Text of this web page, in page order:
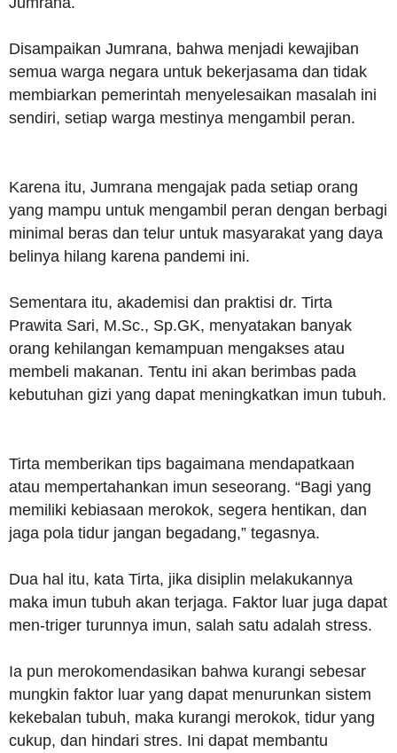
Disampaikan Jumrana, bahwa menjadi kewajiban
semua warga negara untuk bekerjasama dan tidak
membiarkan pemerintah menyelesaikan masalah ini
sendiri, setiap warga mestinya mengambil peran.
Karena itu, Jumrana mengajak pada setiap orang
yang mampu untuk mengambil peran dengan berbagi
minimal beras dan telur untuk masyarakat yang daya
belinya hilang karena pandemi ini.
Sementara itu, akademisi dan praktisi dr. Tirta
Prawita Sari, M.Sc., Sp.GK, menyatakan banyak
orang kehilangan kemampuan mengakses atau
membeli makanan. Tentu ini akan berimbas pada
kebutuhan gizi yang dapat meningkatkan imun tubuh.
Tirta memberikan tips bagaimana mendapatkaan
atau mempertahankan imun seseorang. “Bagi yang
memiliki kebiasaan merokok, segera hentikan, dan
jaga pola tidur jangan begadang,” tegasnya.
Dua hal itu, kata Tirta, jika disiplin melakukannya
maka imun tubuh akan terjaga. Faktor luar juga dapat
men-triger turunnya imun, salah satu adalah stress.
Ia pun merokomendasikan bahwa kurangi sebesar
mungkin faktor luar yang dapat menurunkan sistem
kekebalan tubuh, maka kurangi merokok, tidur yang
cukup, dan hindari stres. Ini dapat membantu